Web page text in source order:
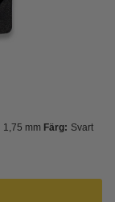
1,75 mm Färg: Svart